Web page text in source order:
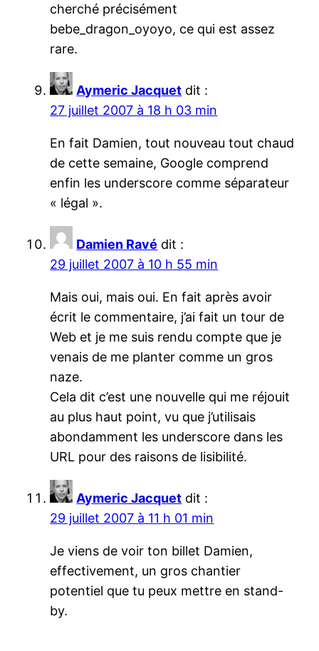
cherché précisément
bebe_dragon_oyoyo, ce qui est assez
rare.
Aymeric Jacquet dit :
27 juillet 2007 à 18 h 03 min
En fait Damien, tout nouveau tout chaud
de cette semaine, Google comprend
enfin les underscore comme séparateur
« légal ».
Damien Ravé dit :
29 juillet 2007 à 10 h 55 min
Mais oui, mais oui. En fait après avoir
écrit le commentaire, j’ai fait un tour de
Web et je me suis rendu compte que je
venais de me planter comme un gros
naze.
Cela dit c’est une nouvelle qui me réjouit
au plus haut point, vu que j’utilisais
abondamment les underscore dans les
URL pour des raisons de lisibilité.
Aymeric Jacquet dit :
29 juillet 2007 à 11 h 01 min
Je viens de voir ton billet Damien,
effectivement, un gros chantier
potentiel que tu peux mettre en stand-
by.